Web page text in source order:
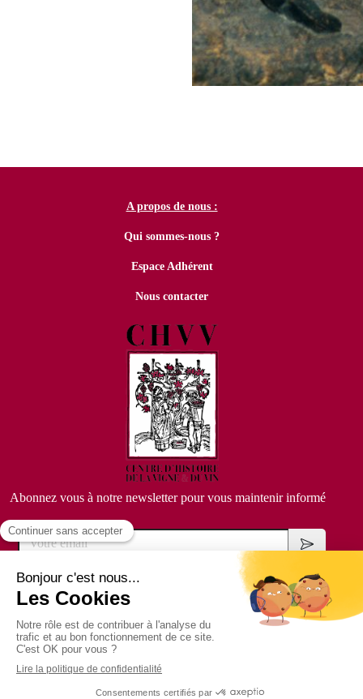
A propos de nous :
Qui sommes-nous ?
Espace Adhérent
Nous contacter
Abonnez vous à notre newsletter pour vous maintenir informé
Votre email
Cookies
Création et référencement du site par